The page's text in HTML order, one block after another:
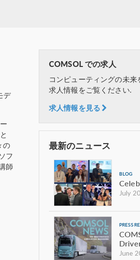
デ
の
フ
師
COMSOL での求人
コンピューティングの未
求人情報をご覧ください.
求人情報を見る
最新のニュース
BLOG
July
PRESS
June